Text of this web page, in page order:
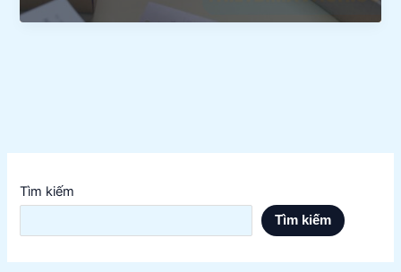
Tìm kiếm
Tìm kiếm
Hiệu
Nghiệp
Bạn